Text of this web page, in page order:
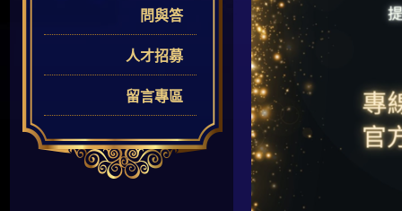
問與答
人才招募
留言專區